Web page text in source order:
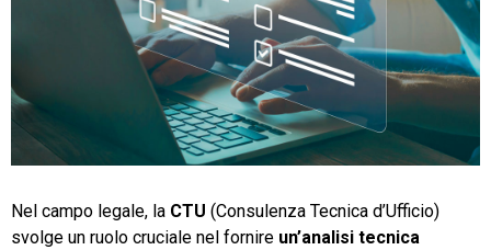
TeamSystem Corporate
Nel campo legale, la CTU (Consulenza Tecnica d’Ufficio)
svolge un ruolo cruciale nel fornire un’analisi tecnica